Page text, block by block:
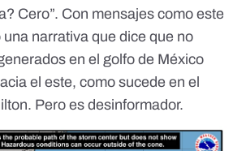
Cero”. Con mensajes como este
narrativa que dice que no
en el golfo de México
el este, como sucede en el
Pero es desinformador.